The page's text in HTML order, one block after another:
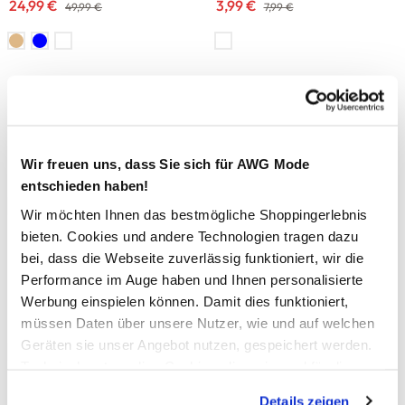
Wir freuen uns, dass Sie sich für AWG Mode
entschieden haben!
Wir möchten Ihnen das bestmögliche Shoppingerlebnis
bieten. Cookies und andere Technologien tragen dazu
bei, dass die Webseite zuverlässig funktioniert, wir die
Performance im Auge haben und Ihnen personalisierte
Werbung einspielen können. Damit dies funktioniert,
müssen Daten über unsere Nutzer, wie und auf welchen
Geräten sie unser Angebot nutzen, gespeichert werden.
Details zeigen
24,99 € 49,99 € 3,99 € 7,99 €
9,99 € 14,99 € 14,99 € 29,99 €
-35 %
Weihnachten
Lebkuchenmann mit Hut
12,99 € 19,99 €
-50
Deko Artikel
Kuscheldecke in XXL,
160x220cm
29,99 €